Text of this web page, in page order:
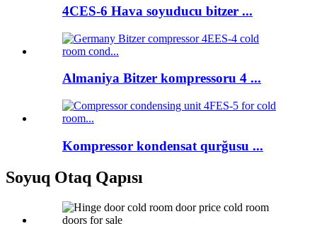
4CES-6 Hava soyuducu bitzer ...
Almaniya Bitzer kompressoru 4 ...
Kompressor kondensat qurğusu ...
Soyuq Otaq Qapısı